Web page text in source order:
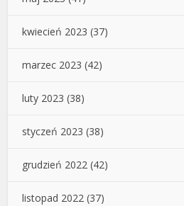
kwiecień 2023 (37)
marzec 2023 (42)
luty 2023 (38)
styczeń 2023 (38)
grudzień 2022 (42)
listopad 2022 (37)